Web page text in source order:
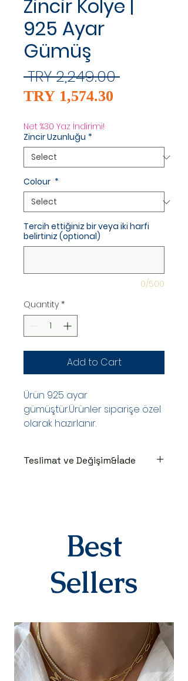
Zincir Kolye |
925 Ayar
Gümüş
TRY 2,249.00 Regular
TRY 1,574.30
Net %30 Yaz İndirimi!
Zincir Uzunluğu *
Colour *
Tercih ettiğiniz bir veya iki harfi
belirtiniz (optional)
0/500
Quantity *
Add to Cart
Ürün 925 ayar
gümüştür.Ürünler siparişe özel
olarak hazırlanır.
Teslimat ve Değişim&İade
takip numaranız,anlaşmalı kargo
firmamız olan Yurtiçi Kargo
tarafından size sms olarak iletilir.
DEĞİŞİM&İADE
Kişiye özel
yoktur.Ürünler sipariş üstüne kişiye
özel olarak hazırlanır.Küpe
kategorisindeki ürünlerimiz hijyen
nedeniyle iade alınmamaktadır.
Best
Sellers